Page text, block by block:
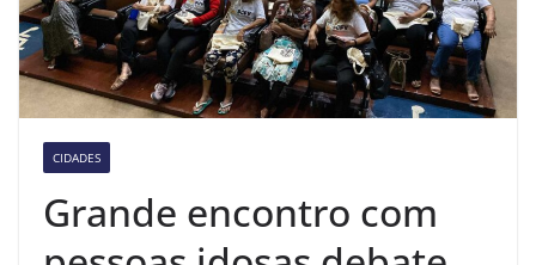
CIDADES
Grande encontro com